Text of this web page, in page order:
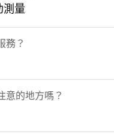
測量
務？
意的地方嗎？